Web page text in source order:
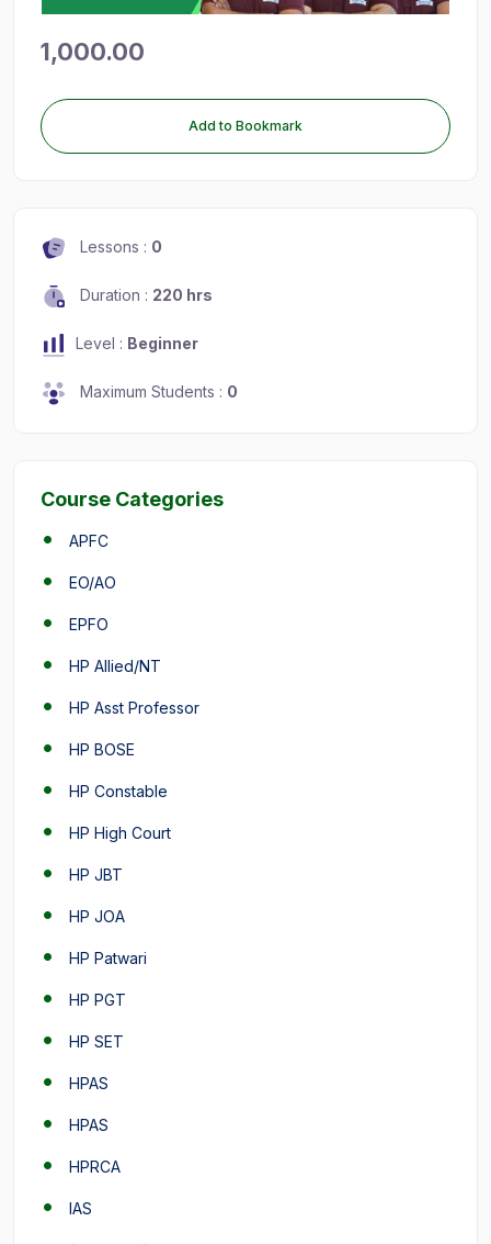
1,000.00
Add to Bookmark
Lessons : 0
Duration : 220 hrs
Level : Beginner
Maximum Students : 0
Course Categories
APFC
EO/AO
EPFO
HP Allied/NT
HP Asst Professor
HP BOSE
HP Constable
HP High Court
HP JBT
HP JOA
HP Patwari
HP PGT
HP SET
HPAS
HPAS
HPRCA
IAS